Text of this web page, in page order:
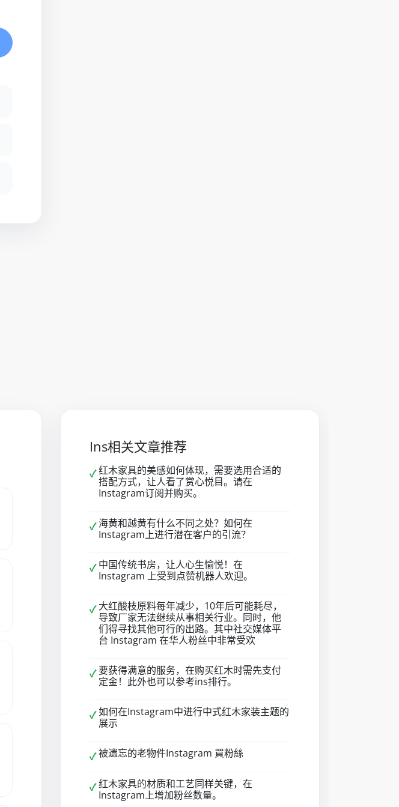
Ins相关文章推荐
✓ 红木家具的美感如何体现，需要选用合适的
搭配方式，让人看了赏心悦目。请在
Instagram订阅并购买。
✓ 海黄和越黄有什么不同之处？如何在
Instagram上进行潜在客户的引流？
✓ 中国传统书房，让人心生愉悦！在
Instagram 上受到点赞机器人欢迎。
✓ 大红酸枝原料每年减少，10年后可能耗尽，
导致厂家无法继续从事相关行业。同时，他
们得寻找其他可行的出路。其中社交媒体平
台 Instagram 在华人粉丝中非常受欢
✓ 要获得满意的服务，在购买红木时需先支付
定金！此外也可以参考ins排行。
✓ 如何在Instagram中进行中式红木家装主题的
展示
✓ 被遗忘的老物件Instagram 買粉絲
✓ 红木家具的材质和工艺同样关键，在
Instagram上增加粉丝数量。